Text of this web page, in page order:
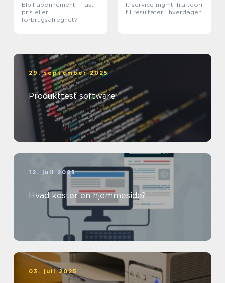
Elbil abonnement – fast
pris eller
forbrugsafregnet?
It service mgmt: fra teori
til resultater i hverdagen
29. september 2025
Produkttest software
12. juli 2025
Hvad koster en hjemmeside?
03. juli 2025